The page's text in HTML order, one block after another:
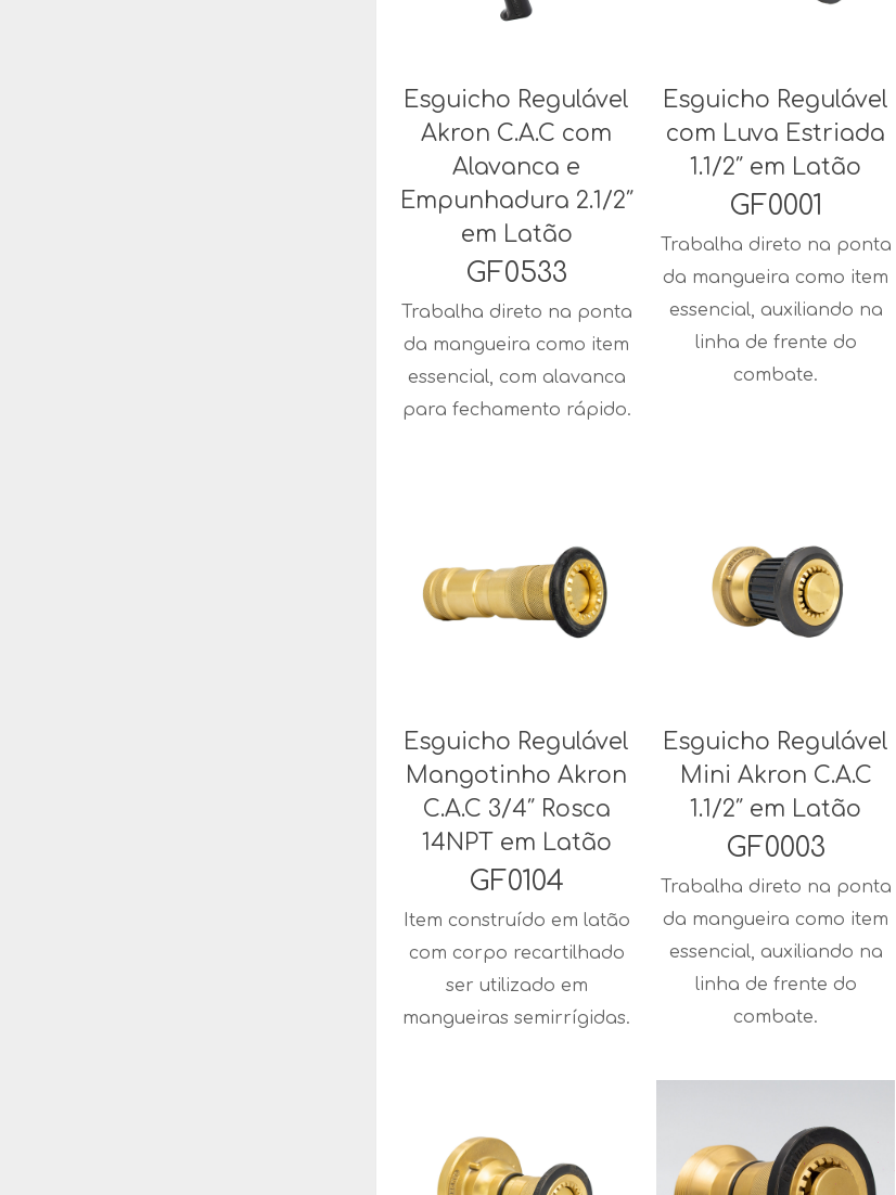
Esguicho Regulável
Akron C.A.C com
Alavanca e
Empunhadura 2.1/2″
em Latão
GF0533
Trabalha direto na ponta
da mangueira como item
essencial, com alavanca
para fechamento rápido.
Esguicho Regulável
com Luva Estriada
1.1/2″ em Latão
GF0001
Trabalha direto na ponta
da mangueira como item
essencial, auxiliando na
linha de frente do
combate.
Esguicho Regulável
Mangotinho Akron
C.A.C 3/4″ Rosca
14NPT em Latão
GF0104
Item construído em latão
com corpo recartilhado
ser utilizado em
mangueiras semirrígidas.
Esguicho Regulável
Mini Akron C.A.C
1.1/2″ em Latão
GF0003
Trabalha direto na ponta
da mangueira como item
essencial, auxiliando na
linha de frente do
combate.